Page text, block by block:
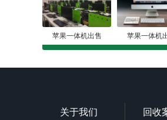
苹果一体机出售 苹果一体机
关于我们 回收